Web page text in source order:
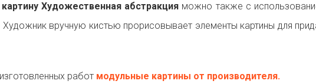
Художественная абстракция можно также с
вручную кистью прорисовывает элементы картины для
работ модульные картины от производителя.